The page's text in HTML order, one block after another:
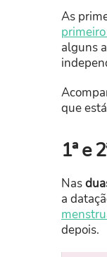
As
alguns
que
1ª e
Nas
a
depois.